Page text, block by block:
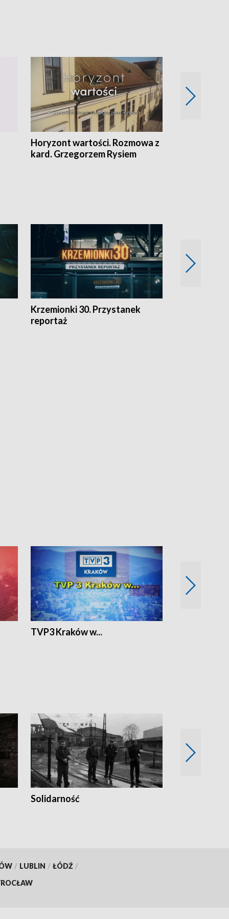
Horyzont wartości. Rozmowa z
kard. Grzegorzem Rysiem
Krzemionki 30. Przystanek
reportaż
TVP3 Kraków w...
Solidarność
/ LUBLIN / ŁÓDŹ /